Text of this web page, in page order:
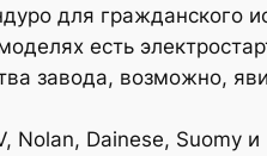
для гражданского
есть
завода, возможно,
Nolan, Dainese, Suomy